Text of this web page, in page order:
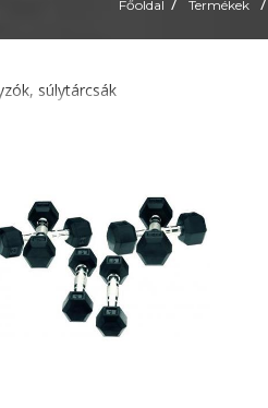
Főoldal Termékek
súlytárcsák